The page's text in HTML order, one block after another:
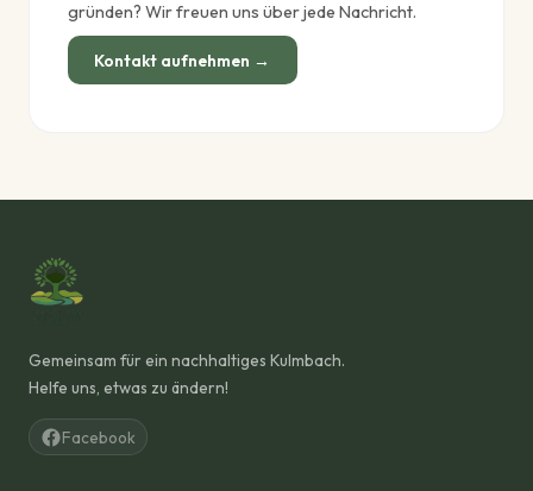
gründen? Wir freuen uns über jede Nachricht.
Kontakt aufnehmen →
Gemeinsam für ein nachhaltiges Kulmbach.
Helfe uns, etwas zu ändern!
Facebook